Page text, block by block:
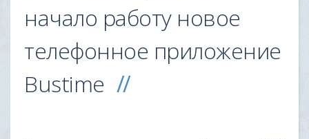
начало работу новое
телефонное приложение
Вustime